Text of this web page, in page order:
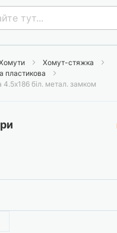
Хомут-стяжка
пластикова
біл. метал. замком